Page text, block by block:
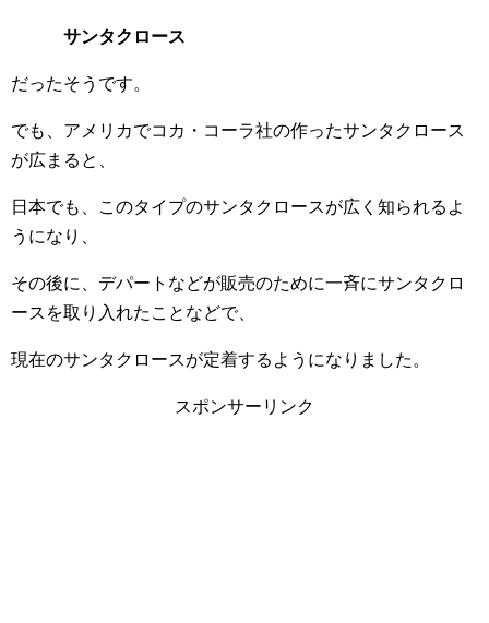
サンタクロース
だったそうです。
でも、アメリカでコカ・コーラ社の作ったサンタクロース
が広まると、
日本でも、このタイプのサンタクロースが広く知られるよ
うになり、
その後に、デパートなどが販売のために一斉にサンタクロ
ースを取り入れたことなどで、
現在のサンタクロースが定着するようになりました。
スポンサーリンク